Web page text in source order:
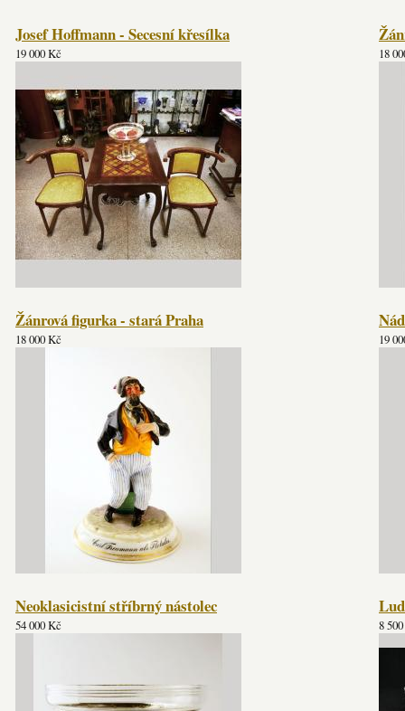
Josef Hoffmann - Secesní křesílka
19 000 Kč 18
Žánrová figurka - stará Praha
18 000 Kč 19
Neoklasicistní stříbrný nástolec
54 000 Kč 8